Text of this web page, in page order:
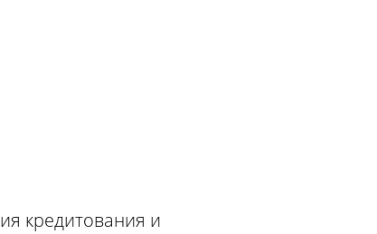
кредитования и